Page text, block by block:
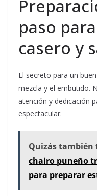
paso
casero y
El secreto para un
mezcla y el embutido.
atención y dedicación
espectacular.
Quizás también
chairo puneño
para preparar